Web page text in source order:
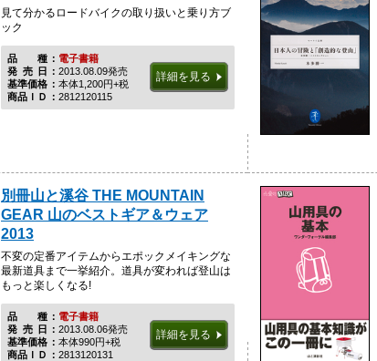
見て分かるロードバイクの取り扱いと乗り方ブ
ック
品種電子書籍
発売日 2013.08.09発売
基準価格
本体1,200円+税
商品ＩＤ
2812120115
詳細を見る
別冊山と溪谷 THE MOUNTAIN
GEAR 山のベストギア＆ウェア
2013
不変の定番アイテムからエポックメイキングな
最新道具まで一挙紹介。道具が変われば登山は
もっと楽しくなる!
品種電子書籍
発売日 2013.08.06発売
基準価格
本体990円+税
商品ＩＤ
2813120131
詳細を見る